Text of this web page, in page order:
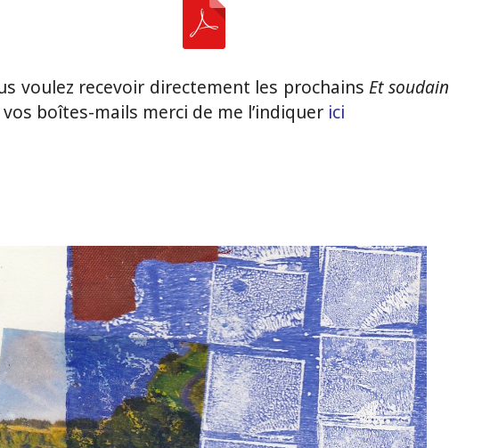
voulez recevoir directement les prochainsEt soudain
boîtes-mails merci de me l’indiquer ici